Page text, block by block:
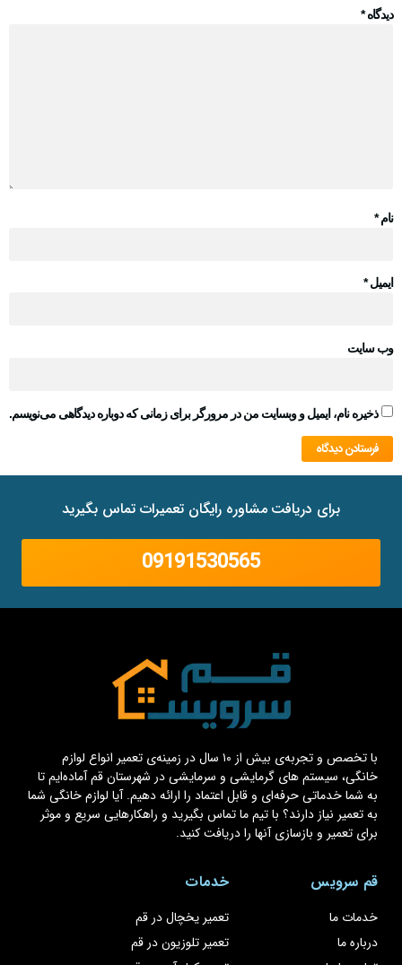
دیدگاه*
نام*
ایمیل*
وب‌ سایت
ذخیره نام، ایمیل و وبسایت من در مرورگر برای زمانی که دوباره دیدگاهی می‌نویسم.
برای دریافت مشاوره رایگان تعمیرات تماس بگیرید
09191530565
با تخصص و تجربه‌ی بیش از ۱۰ سال در زمینه‌ی تعمیر انواع لوازم
خانگی، سیستم های گرمایشی و سرمایشی در شهرستان قم آماده‌ایم تا
به شما خدماتی حرفه‌ای و قابل اعتماد را ارائه دهیم. آیا لوازم خانگی شما
به تعمیر نیاز دارند؟ با تیم ما تماس بگیرید و راهکارهایی سریع و موثر
برای تعمیر و بازسازی آنها را دریافت کنید.
قم سرویس
خدمات ما
درباره ما
خدمات
تعمیر یخچال در قم
تعمیر تلوزیون در قم